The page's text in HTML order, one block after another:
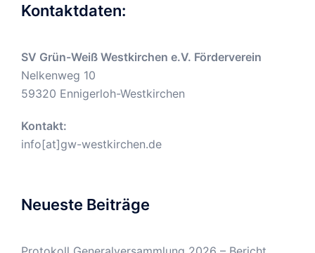
Kontaktdaten:
SV Grün-Weiß Westkirchen e.V. Förderverein
Nelkenweg 10
59320 Ennigerloh-Westkirchen
Kontakt:
info[at]gw-westkirchen.de
Neueste Beiträge